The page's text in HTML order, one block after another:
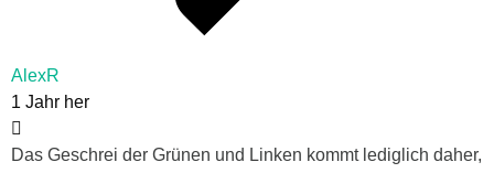
AlexR
1 Jahr her
Das Geschrei der Grünen und Linken kommt lediglich daher,